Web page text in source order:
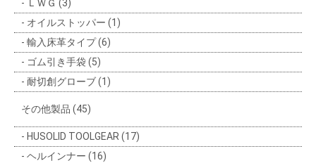
ＬＷＧ (3)
オイルストッパー (1)
輸入床革タイプ (6)
ゴム引き手袋 (5)
耐切創グローブ (1)
その他製品 (45)
HUSOLID TOOLGEAR (17)
ヘルインナー (16)